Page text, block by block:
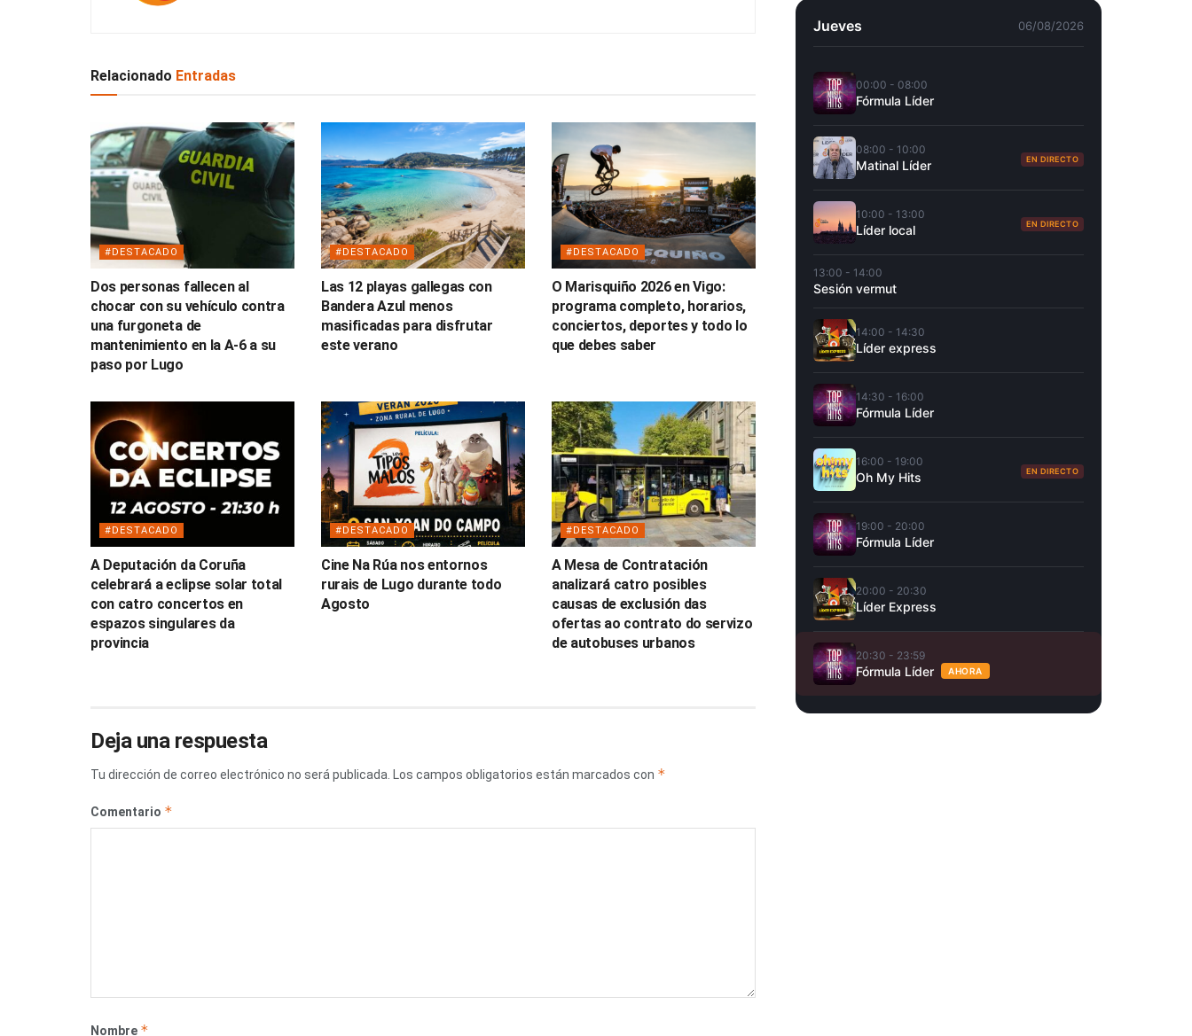
Relacionado Entradas
#DESTACADO
Dos personas fallecen al
chocar con su vehículo contra
una furgoneta de
mantenimiento en la A-6 a su
paso por Lugo
#DESTACADO
Las 12 playas gallegas con
Bandera Azul menos
masificadas para disfrutar
este verano
#DESTACADO
O Marisquiño 2026 en Vigo:
programa completo, horarios,
conciertos, deportes y todo lo
que debes saber
#DESTACADO
A Deputación da Coruña
celebrará a eclipse solar total
con catro concertos en
espazos singulares da
provincia
#DESTACADO
Cine Na Rúa nos entornos
rurais de Lugo durante todo
Agosto
#DESTACADO
A Mesa de Contratación
analizará catro posibles
causas de exclusión das
ofertas ao contrato do servizo
de autobuses urbanos
Deja una respuesta
Tu dirección de correo electrónico no será publicada. Los campos obligatorios están marcados con *
Comentario *
Nombre *
Jueves 06/08/2026
00:00 - 08:00
Fórmula Líder
08:00 - 10:00
Matinal Líder EN DIRECTO
10:00 - 13:00
Líder local EN DIRECTO
13:00 - 14:00
Sesión vermut
14:00 - 14:30
Líder express
14:30 - 16:00
Fórmula Líder
16:00 - 19:00
Oh My Hits EN DIRECTO
19:00 - 20:00
Fórmula Líder
20:00 - 20:30
Líder Express
20:30 - 23:59
Fórmula Líder AHORA